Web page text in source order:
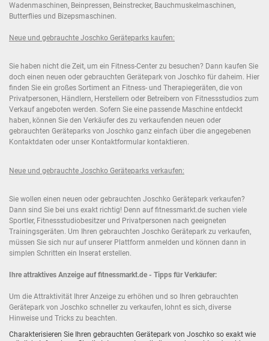
Wadenmaschinen, Beinpressen, Beinstrecker, Bauchmuskelmaschinen,
Butterflies und Bizepsmaschinen.
Neue und gebrauchte Joschko Geräteparks kaufen:
Sie haben nicht die Zeit, um ein Fitness-Center zu besuchen? Dann kaufen Sie
doch einen neuen oder gebrauchten Gerätepark von Joschko für daheim. Hier
finden Sie ein großes Sortiment an Fitness- und Therapiegeräten, die von
Privatpersonen, Händlern, Herstellern oder Betreibern von Fitnessstudios zum
Verkauf angeboten werden. Sofern Sie eine passende Maschine entdeckt
haben, können Sie den Verkäufer des zu verkaufenden neuen oder
gebrauchten Geräteparks von Joschko ganz einfach über die angegebenen
Kontaktdaten oder unser Kontaktformular kontaktieren.
Neue und gebrauchte Joschko Geräteparks verkaufen:
Sie wollen einen neuen oder gebrauchten Joschko Gerätepark verkaufen?
Dann sind Sie bei uns exakt richtig! Denn auf fitnessmarkt.de suchen viele
Sportler, Fitnessstudiobesitzer und Privatpersonen nach geeigneten
Trainingsgeräten. Um Ihren gebrauchten Joschko Gerätepark zu verkaufen,
müssen Sie sich nur auf unserer Plattform anmelden und können dann in
simplen Schritten ein Inserat erstellen.
Ihre attraktives Anzeige auf fitnessmarkt.de - Tipps für Verkäufer:
Um die Attraktivität Ihrer Anzeige zu erhöhen und so Ihren gebrauchten
Gerätepark von Joschko schneller zu verkaufen, lohnt es sich, diverse
Hinweise und Tricks zu beachten.
Charakterisieren Sie Ihren gebrauchten Gerätepark von Joschko so exakt wie